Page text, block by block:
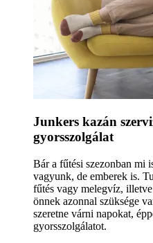
Junkers kazán
gyorsszolgálat
Bár a fűtési szezonban mi
vagyunk, de emberek is.
fűtés vagy melegvíz,
önnek azonnal szüksége
szeretne várni napokat,
gyorsszolgálatot.